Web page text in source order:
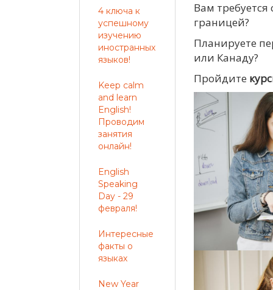
4 ключа к
успешному
изучению
иностранных
языков!
Keep calm
and learn
English!
Проводим
занятия
онлайн!
English
Speaking
Day - 29
февраля!
Интересные
факты о
языках
New Year
Вам
границей?
Планируете
или Канаду?
Пройдите